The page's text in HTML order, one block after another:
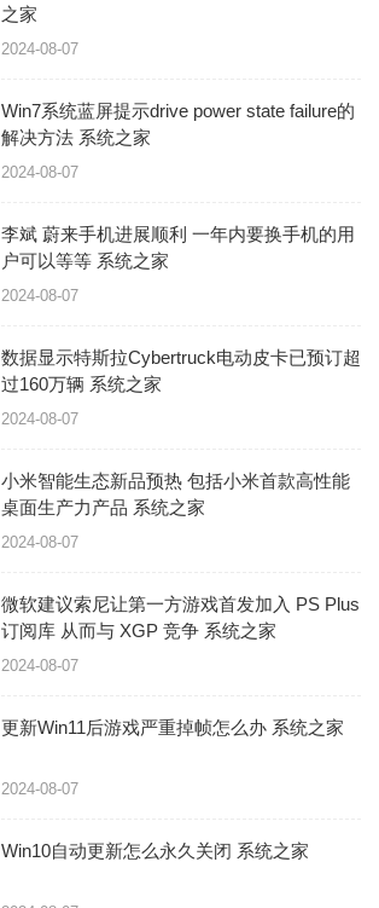
之家
2024-08-07
Win7系统蓝屏提示drive power state failure的
解决方法 系统之家
2024-08-07
李斌 蔚来手机进展顺利 一年内要换手机的用
户可以等等 系统之家
2024-08-07
数据显示特斯拉Cybertruck电动皮卡已预订超
过160万辆 系统之家
2024-08-07
小米智能生态新品预热 包括小米首款高性能
桌面生产力产品 系统之家
2024-08-07
微软建议索尼让第一方游戏首发加入 PS Plus
订阅库 从而与 XGP 竞争 系统之家
2024-08-07
更新Win11后游戏严重掉帧怎么办 系统之家
2024-08-07
Win10自动更新怎么永久关闭 系统之家